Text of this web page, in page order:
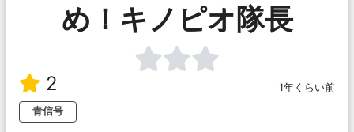
め！キノピオ隊長
2
1年くらい前
青信号